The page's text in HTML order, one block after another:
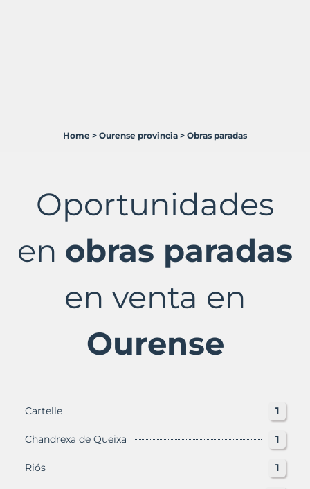
Ourense
Provincia
Murbalands
Home > Ourense provincia > Obras paradas
Oportunidades
en obras paradas
en venta en
Ourense
Cartelle 1
Chandrexa de Queixa 1
Riós 1